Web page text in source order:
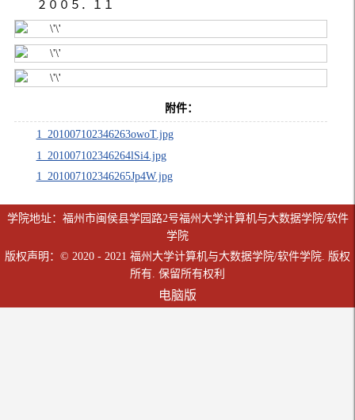
２００５．１１
附件：
1_201007102346263owoT.jpg
1_201007102346264lSi4.jpg
1_201007102346265Jp4W.jpg
学院地址：福州市闽侯县学园路2号福州大学计算机与大数据学院/软件
学院
版权声明：© 2020 - 2021 福州大学计算机与大数据学院/软件学院. 版权
所有. 保留所有权利
电脑版